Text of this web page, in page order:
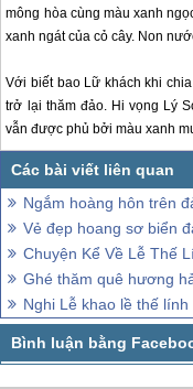
mông hòa cùng màu xanh
xanh ngát của cỏ cây. Non
Với biết bao Lữ khách khi
trở lại thăm đảo. Hi vọng Lý
vẫn được phủ bởi màu xanh
Ngắm hoàng hôn trên
Vẻ đẹp hoang sơ biển
Chuyện Kể Về Lễ Thế
Ghé thăm quê hương
Nghi Lễ khao lề thế